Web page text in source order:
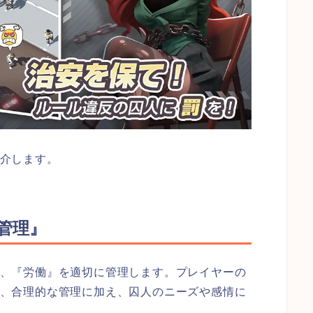
します。
理』
『労働』を適切に管理します。プレイヤーの
合理的な管理に加え、囚人のニーズや感情に